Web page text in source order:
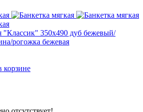
"Классик" 350х490 дуб бежевый/
рогожка бежевая
корзине